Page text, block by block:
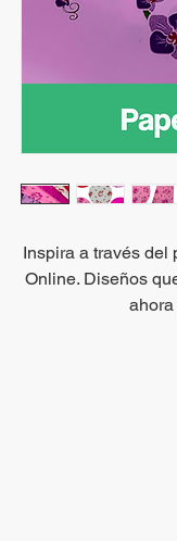
Inspira a través del
Online. Diseños